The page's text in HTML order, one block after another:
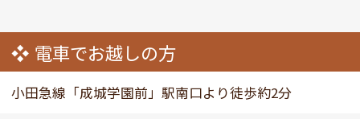
電車でお越しの方
小田急線「成城学園前」駅南口より徒歩約2分